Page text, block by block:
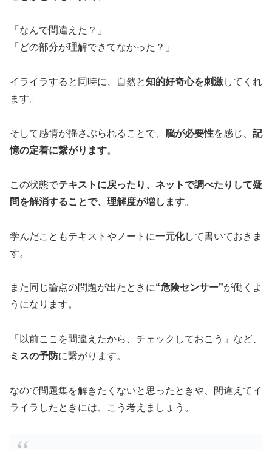
「なんで間違えた？」
「どの部分が理解できてなかった？」
イライラすると同時に、自然と知的好奇心を刺激してくれ
ます。
そして感情が揺さぶられることで、 脳が必要性を感じ、 記
憶の定着に繋がります。
この状態でテキストに戻ったり、ネットで調べたりして疑
問を解消することで、理解度が増します。
学んだこともテキストやノートに一元化して書いておきま
す。
また同じ論点の問題が出たときに“危険センサー”が働くよ
うになります。
「以前ここを間違えたから、チェックしておこう」など、
ミスの予防に繋がります。
なので問題集を解きたくないと思ったときや、間違えてイ
ライラしたときには、こう考えましょう。